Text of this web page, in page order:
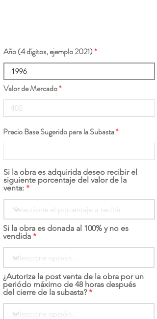
Año (4 dígitos, ejemplo 2021)
Valor de Mercado
Precio Base Sugerido para la Subasta
Si la obra es adquirida deseo recibir el
siguiente porcentaje del valor de la
venta:
Si la obra es donada al 100% y no es
vendida
¿Autoriza la post venta de la obra por un
periódo máximo de 48 horas después
del cierre de la subasta?